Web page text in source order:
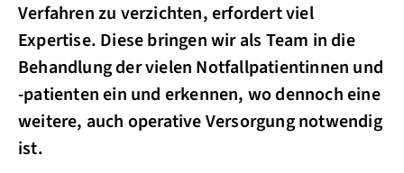
Verfahren zu verzichten, erfordert viel
Expertise. Diese bringen wir als Team in die
Behandlung der vielen Notfallpatientinnen und
-patienten ein und erkennen, wo dennoch eine
weitere, auch operative Versorgung notwendig
ist.